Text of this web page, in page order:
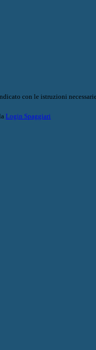
con le istruzioni
Login Spaggiari